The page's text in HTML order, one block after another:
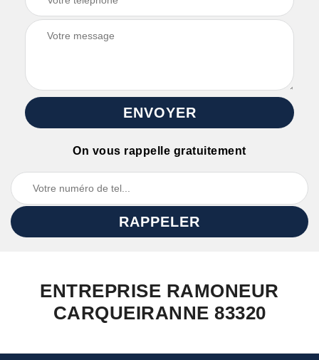
On vous rappelle gratuitement
ENTREPRISE RAMONEUR
CARQUEIRANNE 83320